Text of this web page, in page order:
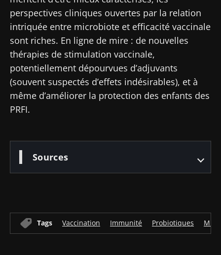
perspectives cliniques ouvertes par la relation
intriquée entre microbiote et efficacité vaccinale
sont riches. En ligne de mire : de nouvelles
thérapies de stimulation vaccinale,
potentiellement dépourvues d’adjuvants
(souvent suspectés d’effets indésirables), et à
même d’améliorer la protection des enfants des
PRFI.
Sources
Tags Vaccination Immunité Probiotiques
Être redirigé
Rester sur le site Web du Biocodex Microbiota
Institute
Je souhaite m'inscrire afin de recevoir
d'autres actualités de Biocodex
J’ai lu et accepte les CGUet lapolitique de
protection des données du Biocodex
Microbiota Institute
* Champs obligatoires
BMI 20-35
Découvrir
23/07/2026
Impact des
Lire l'article
Microbiote
un
indicateur
pronostique
Lire l'article
10/07/2026
Une
développe
la force
musculaire
Lire l'article